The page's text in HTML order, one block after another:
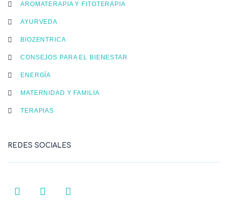
AROMATERAPIA Y FITOTERAPIA
AYURVEDA
BIOZENTRICA
CONSEJOS PARA EL BIENESTAR
ENERGÍA
MATERNIDAD Y FAMILIA
TERAPIAS
REDES SOCIALES